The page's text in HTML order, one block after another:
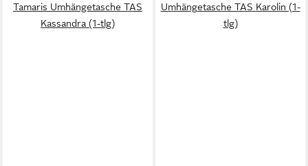
Tamaris Umhängetasche TAS
Kassandra (1-tlg)
Umhängetasche TAS Karolin (1-
tlg)